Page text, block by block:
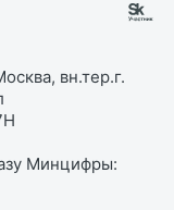
вн.тер.г.
Минцифры: